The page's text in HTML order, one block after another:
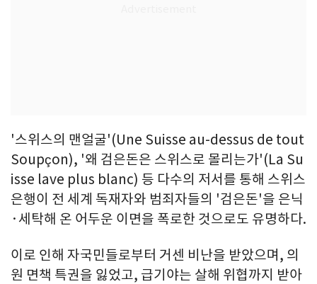
'스위스의 맨얼굴'(Une Suisse au-dessus de tout
Soupçon), '왜 검은돈은 스위스로 몰리는가'(La Su
isse lave plus blanc) 등 다수의 저서를 통해 스위스
은행이 전 세계 독재자와 범죄자들의 '검은돈'을 은닉
·세탁해 온 어두운 이면을 폭로한 것으로도 유명하다.
이로 인해 자국민들로부터 거센 비난을 받았으며, 의
원 면책 특권을 잃었고, 급기야는 살해 위협까지 받아